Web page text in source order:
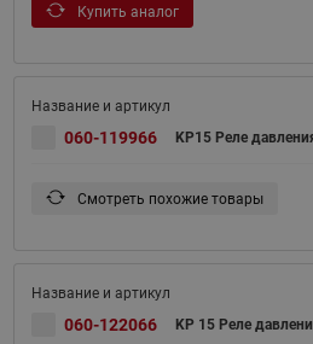
Купить аналог
060-119966 KP15 Реле
Смотреть похожие товары
060-122066 KP 15 Реле